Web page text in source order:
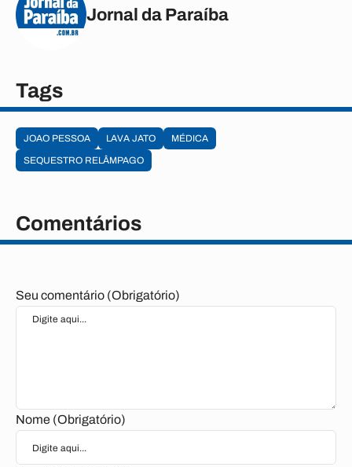
Jornal da Paraíba
Tags
JOAO PESSOA LAVA JATO
MÉDICA
SEQUESTRO RELÂMPAGO
Comentários
Seu comentário (Obrigatório)
Nome (Obrigatório)